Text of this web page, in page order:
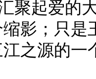
聚起爱
影；只
之源的一